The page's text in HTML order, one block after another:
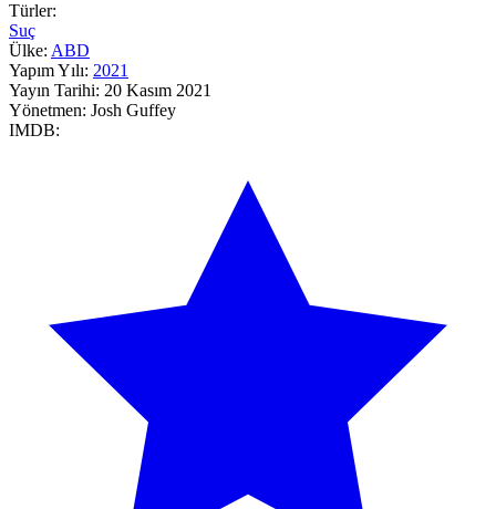
Türler:
Suç
Ülke: ABD
Yapım Yılı: 2021
Yayın Tarihi: 20 Kasım 2021
Yönetmen: Josh Guffey
IMDB: